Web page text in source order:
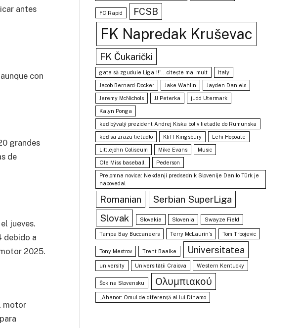
antes
con
grandes
de
jueves.
debido a
2025.
motor
FC Rapid FCSB
FK Napredak Kruševac
FK Čukarički
gata să zguduie Liga 1!”...citește mai mult Italy
Jacob Bernard-Docker Jake Wahlin Jayden Daniels
Jeremy McNichols JJ Peterka judd Utermark
Kalyn Ponga
keď bývalý prezident Andrej Kiska bol v lietadle do Rumunska
keď sa zrazu lietadlo Kliff Kingsbury Lehi Hopoate
Littlejohn Coliseum Mike Evans Music
Ole Miss baseball. Pederson
Prelomna novica: Nekdanji predsednik Slovenije Danilo Türk je
napovedal
Romanian
Serbian SuperLiga
Slovak
Slovakia Slovenia Swayze Field
Tampa Bay Buccaneers Terry McLaurin’s Tom Trbojevic
Tony Mestrov Trent Baalke Universitatea
university Universității Craiova Western Kentucky
Šok na Slovensku Ολυμπιακού
„Ahanor: Omul de diferență al lui Dinamo